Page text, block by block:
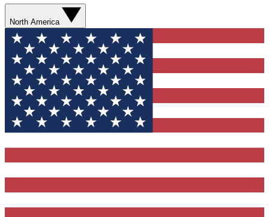
North America